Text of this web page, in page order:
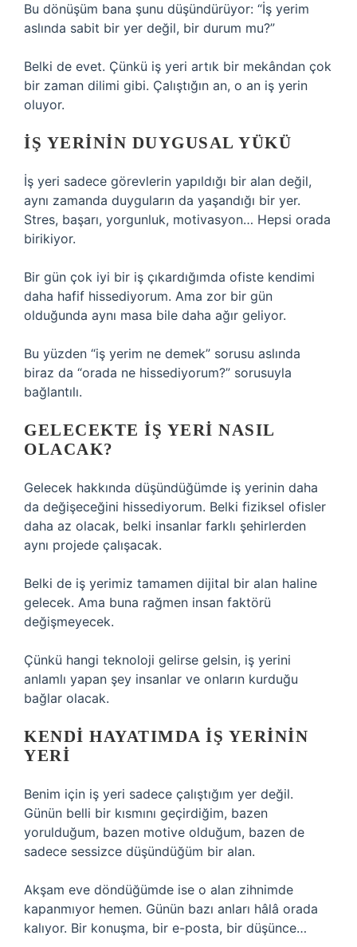
Bu dönüşüm bana şunu düşündürüyor: “İş yerim
aslında sabit bir yer değil, bir durum mu?”
Belki de evet. Çünkü iş yeri artık bir mekândan çok
bir zaman dilimi gibi. Çalıştığın an, o an iş yerin
oluyor.
İŞ YERININ DUYGUSAL YÜKÜ
İş yeri sadece görevlerin yapıldığı bir alan değil,
aynı zamanda duyguların da yaşandığı bir yer.
Stres, başarı, yorgunluk, motivasyon… Hepsi orada
birikiyor.
Bir gün çok iyi bir iş çıkardığımda ofiste kendimi
daha hafif hissediyorum. Ama zor bir gün
olduğunda aynı masa bile daha ağır geliyor.
Bu yüzden “iş yerim ne demek” sorusu aslında
biraz da “orada ne hissediyorum?” sorusuyla
bağlantılı.
GELECEKTE IŞ YERI NASIL
OLACAK?
Gelecek hakkında düşündüğümde iş yerinin daha
da değişeceğini hissediyorum. Belki fiziksel ofisler
daha az olacak, belki insanlar farklı şehirlerden
aynı projede çalışacak.
Belki de iş yerimiz tamamen dijital bir alan haline
gelecek. Ama buna rağmen insan faktörü
değişmeyecek.
Çünkü hangi teknoloji gelirse gelsin, iş yerini
anlamlı yapan şey insanlar ve onların kurduğu
bağlar olacak.
KENDI HAYATIMDA IŞ YERININ
YERI
Benim için iş yeri sadece çalıştığım yer değil.
Günün belli bir kısmını geçirdiğim, bazen
yorulduğum, bazen motive olduğum, bazen de
sadece sessizce düşündüğüm bir alan.
Akşam eve döndüğümde ise o alan zihnimde
kapanmıyor hemen. Günün bazı anları hâlâ orada
kalıyor. Bir konuşma, bir e-posta, bir düşünce…